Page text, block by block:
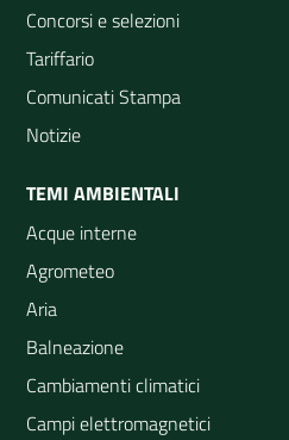
Concorsi e selezioni
Tariffario
Comunicati Stampa
Notizie
TEMI AMBIENTALI
Acque interne
Agrometeo
Aria
Balneazione
Cambiamenti climatici
Campi elettromagnetici